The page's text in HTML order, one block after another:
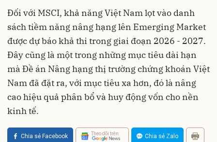
Đối với MSCI, khả năng Việt Nam lọt vào danh
sách tiềm năng nâng hạng lên Emerging Market
được dự báo khả thi trong giai đoạn 2026 - 2027.
Đây cũng là một trong những mục tiêu dài hạn
mà Đề án Nâng hạng thị trường chứng khoán Việt
Nam đã đặt ra, với mục tiêu xa hơn, đó là nâng
cao hiệu quả phân bổ và huy động vốn cho nền
kinh tế.
Chia sẻ Facebook Theo dõi trên Chia sẻ Zalo